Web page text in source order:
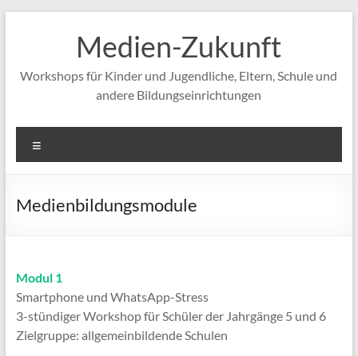
Medien-Zukunft
Workshops für Kinder und Jugendliche, Eltern, Schule und
andere Bildungseinrichtungen
Medienbildungsmodule
Modul 1
Smartphone und WhatsApp-Stress
3-stündiger Workshop für Schüler der Jahrgänge 5 und 6
Zielgruppe: allgemeinbildende Schulen